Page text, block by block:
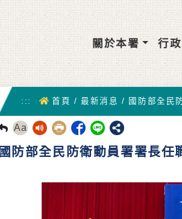
關於本署 行
::: 首頁 首頁 /最新消息 / 國防部全民
回前頁
Aa
國防部全民防衛動員署署長任